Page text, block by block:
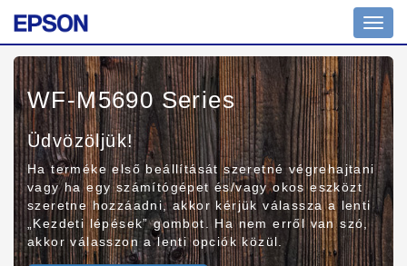
WF-M5690 Series
Üdvözöljük!
Ha terméke első beállítását szeretné végrehajtani
vagy ha egy számítógépet és/vagy okos eszközt
szeretne hozzáadni, akkor kérjük válassza a lenti
„Kezdeti lépések” gombot. Ha nem erről van szó,
akkor válasszon a lenti opciók közül.